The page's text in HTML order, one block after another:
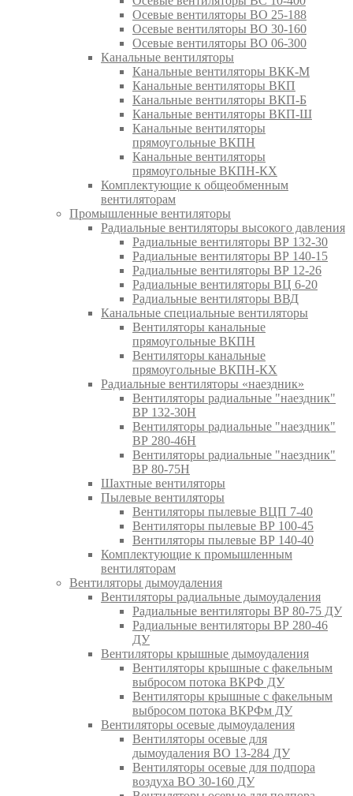
Осевые вентиляторы ВО 25-188
Осевые вентиляторы ВО 30-160
Осевые вентиляторы ВО 06-300
Канальные вентиляторы
Канальные вентиляторы ВКК-М
Канальные вентиляторы ВКП
Канальные вентиляторы ВКП-Б
Канальные вентиляторы ВКП-Ш
Канальные вентиляторы
прямоугольные ВКПН
Канальные вентиляторы
прямоугольные ВКПН-КХ
Комплектующие к общеобменным
вентиляторам
Промышленные вентиляторы
Радиальные вентиляторы высокого давления
Радиальные вентиляторы ВР 132-30
Радиальные вентиляторы ВР 140-15
Радиальные вентиляторы ВР 12-26
Радиальные вентиляторы ВЦ 6-20
Радиальные вентиляторы ВВД
Канальные специальные вентиляторы
Вентиляторы канальные
прямоугольные ВКПН
Вентиляторы канальные
прямоугольные ВКПН-КХ
Радиальные вентиляторы «наездник»
Вентиляторы радиальные "наездник"
ВР 132-30Н
Вентиляторы радиальные "наездник"
ВР 280-46Н
Вентиляторы радиальные "наездник"
ВР 80-75Н
Шахтные вентиляторы
Пылевые вентиляторы
Вентиляторы пылевые ВЦП 7-40
Вентиляторы пылевые ВР 100-45
Вентиляторы пылевые ВР 140-40
Комплектующие к промышленным
вентиляторам
Вентиляторы дымоудаления
Вентиляторы радиальные дымоудаления
Радиальные вентиляторы ВР 80-75 ДУ
Радиальные вентиляторы ВР 280-46
ДУ
Вентиляторы крышные дымоудаления
Вентиляторы крышные с факельным
выбросом потока ВКРФ ДУ
Вентиляторы крышные с факельным
выбросом потока ВКРФм ДУ
Вентиляторы осевые дымоудаления
Вентиляторы осевые для
дымоудаления ВО 13-284 ДУ
Вентиляторы осевые для подпора
воздуха ВО 30-160 ДУ